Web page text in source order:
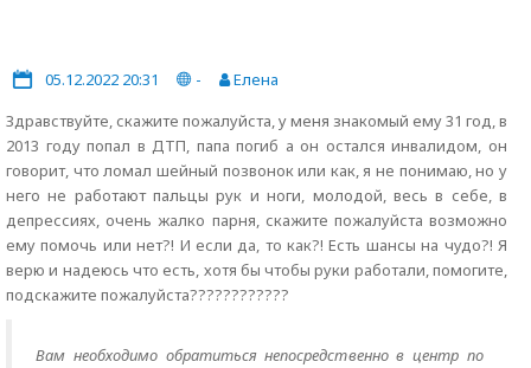
05.12.2022 20:31 -
Елена
Здравствуйте, скажите пожалуйста, у меня знакомый ему 31 год, в
2013 году попал в ДТП, папа погиб а он остался инвалидом, он
говорит, что ломал шейный позвонок или как, я не понимаю, но у
него не работают пальцы рук и ноги, молодой, весь в себе, в
депрессиях, очень жалко парня, скажите пожалуйста возможно
ему помочь или нет?! И если да, то как?! Есть шансы на чудо?! Я
верю и надеюсь что есть, хотя бы чтобы руки работали, помогите,
подскажите пожалуйста????????????
Вам необходимо обратиться непосредственно в центр по